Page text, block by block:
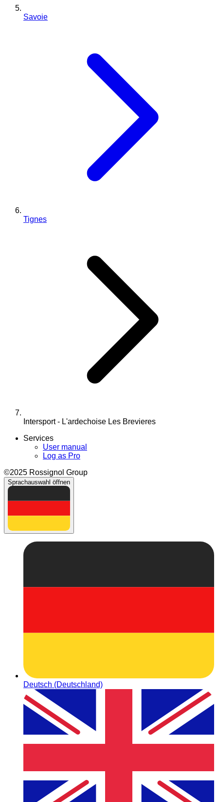
Savoie
Tignes
Intersport - L'ardechoise Les Brevieres
Services
User manual
Log as Pro
©2025 Rossignol Group
Sprachauswahl öffnen
Deutsch (Deutschland)